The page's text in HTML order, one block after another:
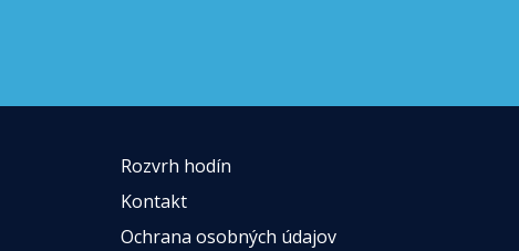
Rozvrh hodín
Kontakt
Ochrana osobných údajov